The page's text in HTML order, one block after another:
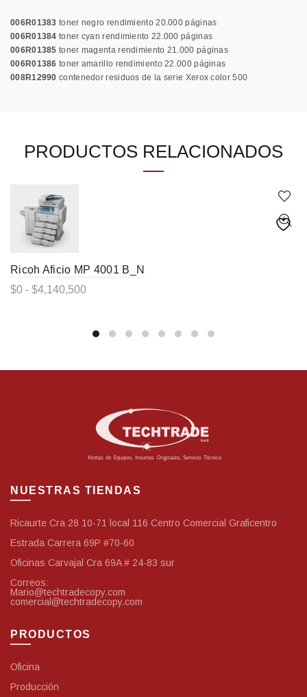
006R01383 toner negro rendimiento 20.000 páginas
006R01384 toner cyan rendimiento 22.000 páginas
006R01385 toner magenta rendimiento 21.000 páginas
006R01386 toner amarillo rendimiento 22.000 páginas
008R12990 contenedor residuos de la serie Xerox color 500
PRODUCTOS RELACIONADOS
Ricoh Aficio MP 4001 B_N
$0 - $4,140,500Rango
desde
$0
opciones
NUESTRAS TIENDAS
Ricaurte Cra 28 10-71 local 116 Centro Comercial Graficentro
Estrada Carrera 69P #70-60
Oficinas Carvajal Cra 69A # 24-83 sur
Correos:
Mario@techtradecopy.com
comercial@techtradecopy.com
PRODUCTOS
Oficina
Producción